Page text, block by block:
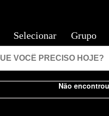
Não
Selecionar Grupo